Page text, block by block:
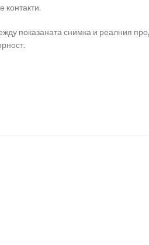
контакти.
показаната снимка и реалния